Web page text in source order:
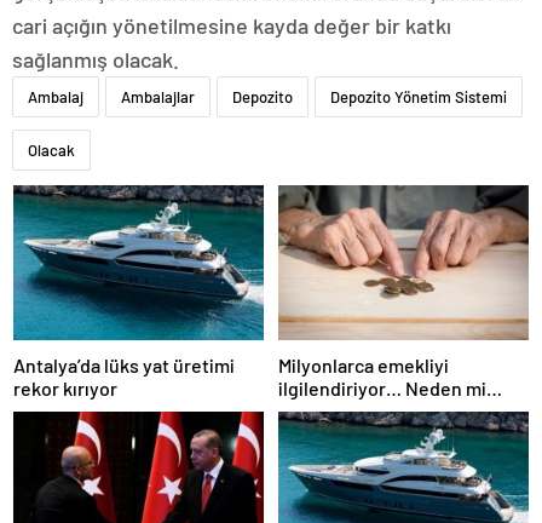
cari açığın yönetilmesine kayda değer bir katkı
sağlanmış olacak.
Ambalaj Ambalajlar Depozito Depozito Yönetim Sistemi
Olacak
Antalya’da lüks yat üretimi
rekor kırıyor
Milyonlarca emekliyi
ilgilendiriyor… Neden mi
düşük maaş alıyorsunuz?
Uzmanlar anlattı